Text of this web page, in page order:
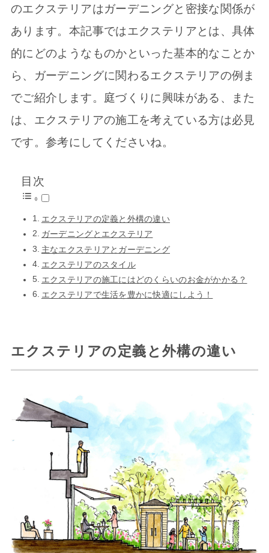
のエクステリアはガーデニングと密接な関係が
あります。本記事ではエクステリアとは、具体
的にどのようなものかといった基本的なことか
ら、ガーデニングに関わるエクステリアの例ま
でご紹介します。庭づくりに興味がある、また
は、エクステリアの施工を考えている方は必見
です。参考にしてくださいね。
目次
エクステリアの定義と外構の違い
ガーデニングとエクステリア
主なエクステリアとガーデニング
エクステリアのスタイル
エクステリアの施工にはどのくらいのお金がかかる？
エクステリアで生活を豊かに快適にしよう！
エクステリアの定義と外構の違い